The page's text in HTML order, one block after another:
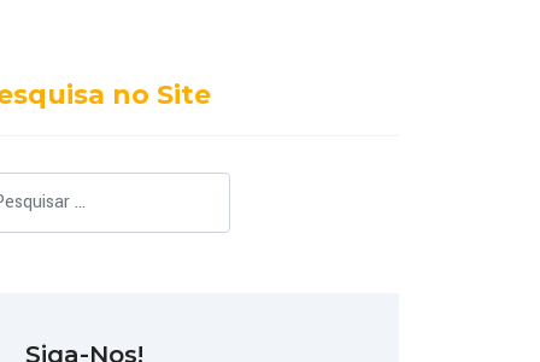
no Site
Siga-Nos!